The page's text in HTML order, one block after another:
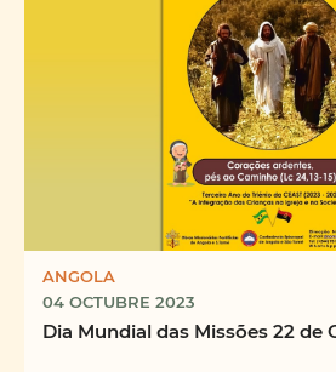
ANGOLA
04 OCTUBRE 2023
Dia Mundial das Missões 22 de